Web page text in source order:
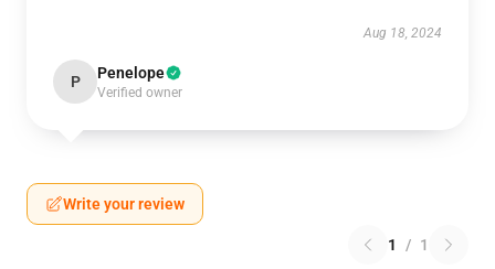
Aug 18, 2024
P Penelope
Verified owner
Write your review
1 / 1